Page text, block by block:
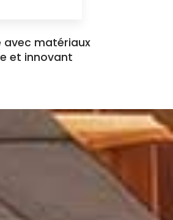
avec matériaux
et innovant